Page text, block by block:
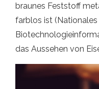
braunes Feststoff
farblos ist
das Aussehen von